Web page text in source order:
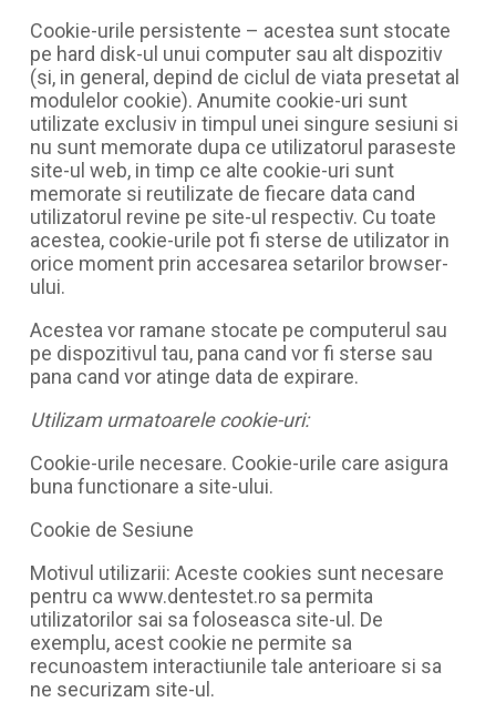
Cookie-urile persistente – acestea sunt stocate
pe hard disk-ul unui computer sau alt dispozitiv
(si, in general, depind de ciclul de viata presetat al
modulelor cookie). Anumite cookie-uri sunt
utilizate exclusiv in timpul unei singure sesiuni si
nu sunt memorate dupa ce utilizatorul paraseste
site-ul web, in timp ce alte cookie-uri sunt
memorate si reutilizate de fiecare data cand
utilizatorul revine pe site-ul respectiv. Cu toate
acestea, cookie-urile pot fi sterse de utilizator in
orice moment prin accesarea setarilor browser-
ului.
Acestea vor ramane stocate pe computerul sau
pe dispozitivul tau, pana cand vor fi sterse sau
pana cand vor atinge data de expirare.
Utilizam urmatoarele cookie-uri:
Cookie-urile necesare. Cookie-urile care asigura
buna functionare a site-ului.
Cookie de Sesiune
Motivul utilizarii: Aceste cookies sunt necesare
pentru ca www.dentestet.ro sa permita
utilizatorilor sai sa foloseasca site-ul. De
exemplu, acest cookie ne permite sa
recunoastem interactiunile tale anterioare si sa
ne securizam site-ul.